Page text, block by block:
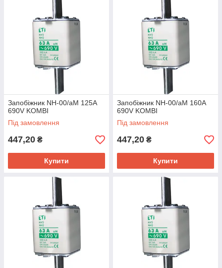
Запобіжник NH-00/аМ 125A
690V KOMBI
Під замовлення
447,20 ₴
Купити
Запобіжник NH-00/aM 160A
690V KOMBI
Під замовлення
447,20 ₴
Купити